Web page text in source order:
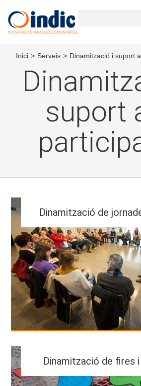
Inici > Serveis > Dinamització i suport
suport
Dinamització de
Dinamització de fires